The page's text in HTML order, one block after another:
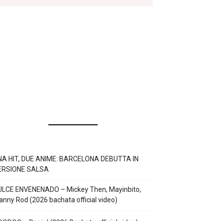
HIT, DUE ANIME: BARCELONA DEBUTTA IN
SALSA
ENVENENADO – Mickey Then, Mayinbito,
Rod (2026 bachata official video)